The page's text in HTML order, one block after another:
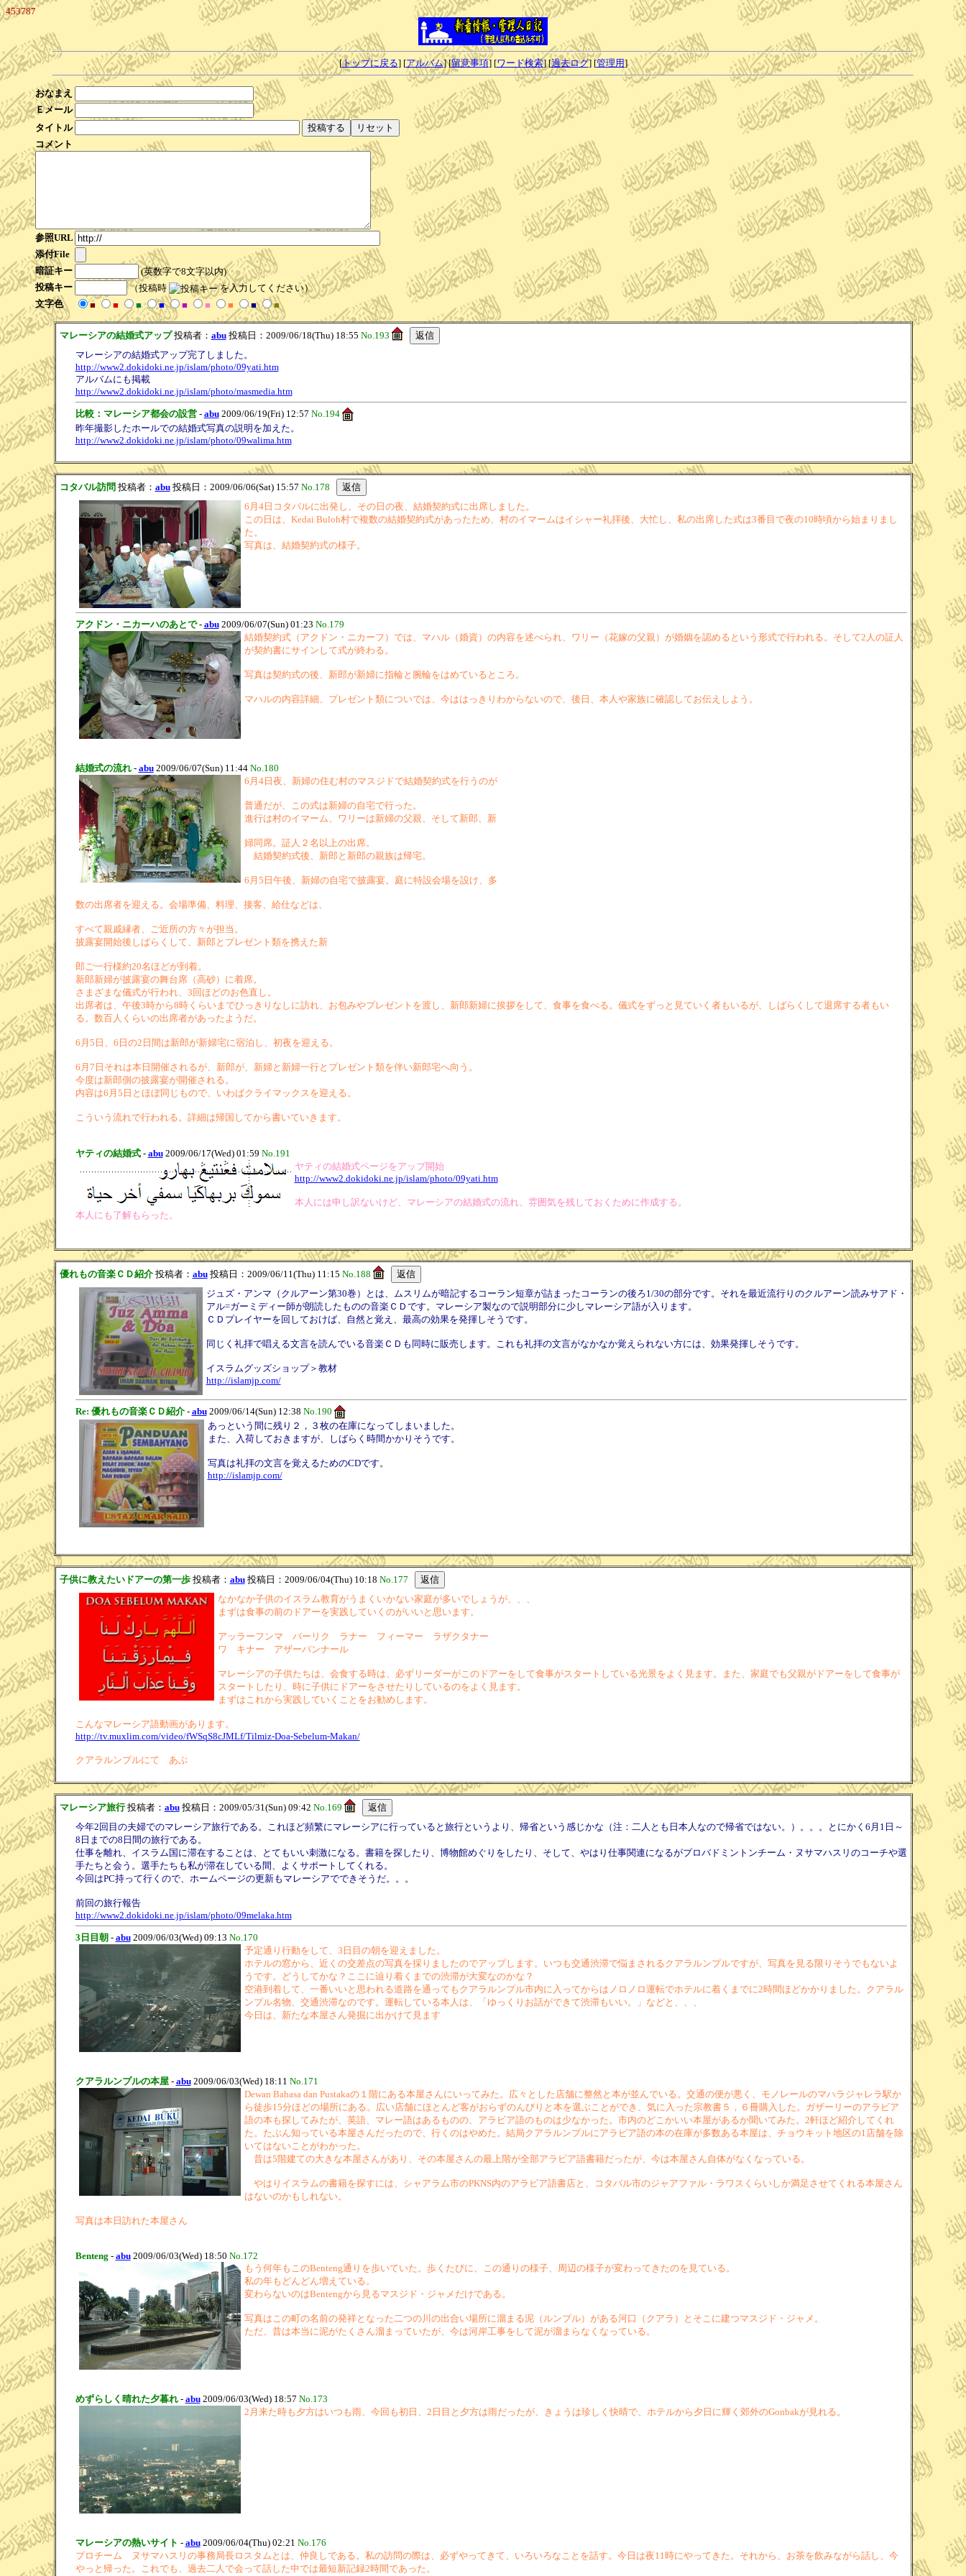
453787
[トップに戻る] [アルバム] [留意事項] [ワード検索] [過去ログ] [管理用]
おなまえ
Ｅメール
タイトル
コメント
参照URL
添付File
暗証キー
(英数字で8文字以内)
投稿キー
（投稿時
を入力してください）
文字色
■ ■ ■ ■ ■ ■ ■ ■ ■
マレーシアの結婚式アップ投稿者： abu投稿日：2009/06/18(Thu) 18:55 No.193
マレーシアの結婚式アップ完了しました。
http://www2.dokidoki.ne.jp/islam/photo/09yati.htm
アルバムにも掲載
http://www2.dokidoki.ne.jp/islam/photo/masmedia.htm
比較：マレーシア都会の設営- abu2009/06/19(Fri) 12:57 No.194
昨年撮影したホールでの結婚式写真の説明を加えた。
http://www2.dokidoki.ne.jp/islam/photo/09walima.htm
コタバル訪問 投稿者： abu投稿日：2009/06/06(Sat) 15:57 No.178
6月4日コタバルに出発し、その日の夜、結婚契約式に出席しました。
この日は、Kedai Buloh村で複数の結婚契約式があったため、村のイマームはイシャー礼拝後、大忙し、私の出席した式は3番目で夜の10時頃から始まりまし
た。
写真は、結婚契約式の様子。
アクドン・ニカーハのあとで- abu2009/06/07(Sun) 01:23 No.179
結婚契約式（アクドン・ニカーフ）では、マハル（婚資）の内容を述べられ、ワリー（花嫁の父親）が婚姻を認めるという形式で行われる。そして2人の証人
が契約書にサインして式が終わる。
写真は契約式の後、新郎が新婦に指輪と腕輪をはめているところ。
マハルの内容詳細、プレゼント類についでは、今ははっきりわからないので、後日、本人や家族に確認してお伝えしよう。
結婚式の流れ- abu2009/06/07(Sun) 11:44 No.180
6月4日夜、新婦の住む村のマスジドで結婚契約式を行うのが
普通だが、この式は新婦の自宅で行った。
進行は村のイマーム、ワリーは新婦の父親、そして新郎、新
婦同席。証人２名以上の出席。
結婚契約式後、新郎と新郎の親族は帰宅。
6月5日午後、新婦の自宅で披露宴。庭に特設会場を設け、多
数の出席者を迎える。会場準備、料理、接客、給仕などは、
すべて親戚縁者、ご近所の方々が担当。
披露宴開始後しばらくして、新郎とプレゼント類を携えた新
郎ご一行様約20名ほどが到着。
新郎新婦が披露宴の舞台席（高砂）に着席。
さまざまな儀式が行われ、3回ほどのお色直し。
出席者は、午後3時から8時くらいまでひっきりなしに訪れ、お包みやプレゼントを渡し、新郎新婦に挨拶をして、食事を食べる。儀式をずっと見ていく者もいるが、しばらくして退席する者もい
る。数百人くらいの出席者があったようだ。
6月5日、6日の2日間は新郎が新婦宅に宿泊し、初夜を迎える。
6月7日それは本日開催されるが、新郎が、新婦と新婦一行とプレゼント類を伴い新郎宅へ向う。
今度は新郎側の披露宴が開催される。
内容は6月5日とほぼ同じもので、いわばクライマックスを迎える。
こういう流れで行われる。詳細は帰国してから書いていきます。
ヤティの結婚式- abu2009/06/17(Wed) 01:59 No.191
ヤティの結婚式ページをアップ開始
http://www2.dokidoki.ne.jp/islam/photo/09yati.htm
本人には申し訳ないけど、マレーシアの結婚式の流れ、雰囲気を残しておくために作成する。
本人にも了解もらった。
優れもの音楽ＣＤ紹介投稿者： abu投稿日：2009/06/11(Thu) 11:15 No.188
ジュズ・アンマ（クルアーン第30巻）とは、ムスリムが暗記するコーラン短章が詰まったコーランの後ろ1/30の部分です。それを最近流行りのクルアーン読みサアド・
アル=ガーミディー師が朗読したものの音楽ＣＤです。マレーシア製なので説明部分に少しマレーシア語が入ります。
ＣＤプレイヤーを回しておけば、自然と覚え、最高の効果を発揮しそうです。
同じく礼拝で唱える文言を読んでいる音楽ＣＤも同時に販売します。これも礼拝の文言がなかなか覚えられない方には、効果発揮しそうです。
イスラムグッズショップ＞教材
http://islamjp.com/
Re: 優れもの音楽ＣＤ紹介- abu2009/06/14(Sun) 12:38 No.190
あっという間に残り２，３枚の在庫になってしまいました。
また、入荷しておきますが、しばらく時間かかりそうです。
写真は礼拝の文言を覚えるためのCDです。
http://islamjp.com/
子供に教えたいドアーの第一歩投稿者： abu投稿日：2009/06/04(Thu) 10:18 No.177
なかなか子供のイスラム教育がうまくいかない家庭が多いでしょうが、、、
まずは食事の前のドアーを実践していくのがいいと思います。
アッラーフンマ バーリク ラナー フィーマー ラザクタナー
ワ キナー アザーバンナール
マレーシアの子供たちは、会食する時は、必ずリーダーがこのドアーをして食事がスタートしている光景をよく見ます。また、家庭でも父親がドアーをして食事が
スタートしたり、時に子供にドアーをさせたりしているのをよく見ます。
まずはこれから実践していくことをお勧めします。
こんなマレーシア語動画があります。
http://tv.muxlim.com/video/fWSqS8cJMLf/Tilmiz-Doa-Sebelum-Makan/
クアラルンプルにて あぶ
マレーシア旅行投稿者： abu投稿日：2009/05/31(Sun) 09:42 No.169
今年2回目の夫婦でのマレーシア旅行である。これほど頻繁にマレーシアに行っていると旅行というより、帰省という感じかな（注：二人とも日本人なので帰省ではない。）。。。とにかく6月1日～
8日までの8日間の旅行である。
仕事を離れ、イスラム国に滞在することは、とてもいい刺激になる。書籍を探したり、博物館めぐりをしたり、そして、やはり仕事関連になるがプロバドミントンチーム・ヌサマハスリのコーチや選
手たちと会う。選手たちも私が滞在している間、よくサポートしてくれる。
今回はPC持って行くので、ホームページの更新もマレーシアでできそうだ。。。
前回の旅行報告
http://www2.dokidoki.ne.jp/islam/photo/09melaka.htm
3日目朝- abu2009/06/03(Wed) 09:13 No.170
予定通り行動をして、3日目の朝を迎えました。
ホテルの窓から、近くの交差点の写真を採りましたのでアップします。いつも交通渋滞で悩まされるクアラルンプルですが、写真を見る限りそうでもないよ
うです。どうしてかな？ここに辿り着くまでの渋滞が大変なのかな？
空港到着して、一番いいと思われる道路を通ってもクアラルンプル市内に入ってからはノロノロ運転でホテルに着くまでに2時間ほどかかりました。クアラル
ンプル名物、交通渋滞なのです。運転している本人は、「ゆっくりお話ができて渋滞もいい。」などと、、、
今日は、新たな本屋さん発掘に出かけて見ます
クアラルンプルの本屋- abu2009/06/03(Wed) 18:11 No.171
Dewan Bahasa dan Pustakaの１階にある本屋さんにいってみた。広々とした店舗に整然と本が並んでいる。交通の便が悪く、モノレールのマハラジャレラ駅か
ら徒歩15分ほどの場所にある。広い店舗にほとんど客がおらずのんびりと本を選ぶことができ、気に入った宗教書５，６冊購入した。ガザーリーのアラビア
語の本も探してみたが、英語、マレー語はあるものの、アラビア語のものは少なかった。市内のどこかいい本屋があるか聞いてみた。2軒ほど紹介してくれ
た。たぶん知っている本屋さんだったので、行くのはやめた。結局クアラルンプルにアラビア語の本の在庫が多数ある本屋は、チョウキット地区の1店舗を除
いてはないことがわかった。
昔は5階建ての大きな本屋さんがあり、その本屋さんの最上階が全部アラビア語書籍だったが、今は本屋さん自体がなくなっている。
やはりイスラムの書籍を探すには、シャアラム市のPKNS内のアラビア語書店と、コタバル市のジャアファル・ラワスくらいしか満足させてくれる本屋さん
はないのかもしれない。
写真は本日訪れた本屋さん
Benteng - abu2009/06/03(Wed) 18:50 No.172
もう何年もこのBenteng通りを歩いていた。歩くたびに、この通りの様子、周辺の様子が変わってきたのを見ている。
私の年もどんどん増えている。
変わらないのはBentengから見るマスジド・ジャメだけである。
写真はこの町の名前の発祥となった二つの川の出合い場所に溜まる泥（ルンプル）がある河口（クアラ）とそこに建つマスジド・ジャメ。
ただ、昔は本当に泥がたくさん溜まっていたが、今は河岸工事をして泥が溜まらなくなっている。
めずらしく晴れた夕暮れ- abu2009/06/03(Wed) 18:57 No.173
2月来た時も夕方はいつも雨、今回も初日、2日目と夕方は雨だったが、きょうは珍しく快晴で、ホテルから夕日に輝く郊外のGonbakが見れる。
マレーシアの熱いサイト - abu2009/06/04(Thu) 02:21 No.176
プロチーム ヌサマハスリの事務局長ロスタムとは、仲良しである。私の訪問の際は、必ずやってきて、いろいろなことを話す。今日は夜11時にやってきた。それから、お茶を飲みながら話し、今
やっと帰った。これでも、過去二人で会って話した中では最短新記録2時間であった。